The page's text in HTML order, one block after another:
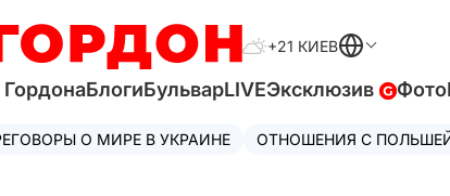
+21 КИЕВ
ГордонаБлогиБульварLIVEЭксклюзив Фото
О МИРЕ В УКРАИНЕ ОТНОШЕНИЯ С